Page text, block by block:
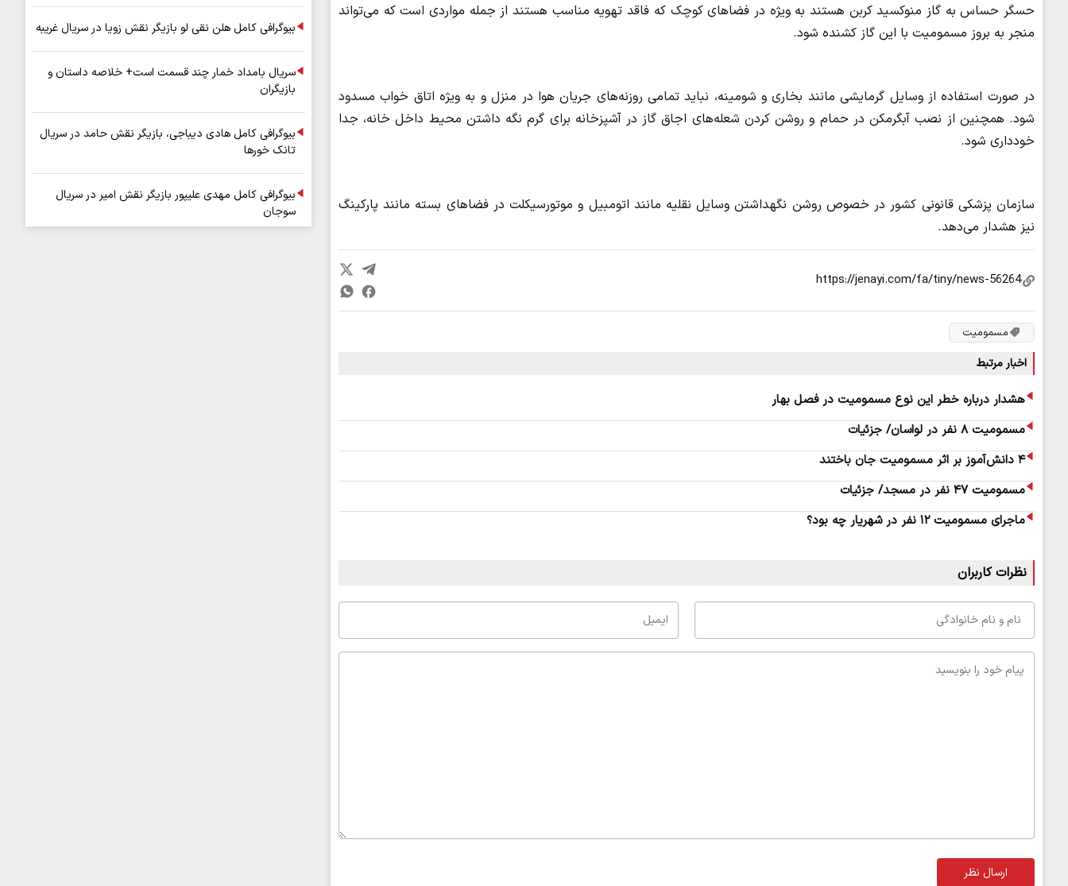
حسگر حساس به گاز منوکسید کربن هستند به ویژه در فضاهای کوچک که فاقد تهویه مناسب هستند از جمله مواردی است که می‌تواند
منجر به بروز مسمومیت با این گاز کشنده شود.
در صورت استفاده از وسایل گرمایشی مانند بخاری و شومینه، نباید تمامی روزنه‌های جریان هوا در منزل و به ویژه اتاق خواب مسدود
شود. همچنین از نصب آبگرمکن در حمام و روشن کردن شعله‌های اجاق گاز در آشپزخانه برای گرم نگه داشتن محیط داخل خانه، جدا
خودداری شود.
سازمان پزشکی قانونی کشور در خصوص روشن نگهداشتن وسایل نقلیه مانند اتومبیل و موتورسیکلت در فضاهای بسته مانند پارکینگ
نیز هشدار می‌دهد.
مسمومیت
اخبار مرتبط
هشدار درباره خطر این نوع مسمومیت در فصل بهار
مسمومیت ۸ نفر در لواسان/ جزئیات
۴ دانش‌آموز بر اثر مسمومیت جان باختند
مسمومیت ۴۷ نفر در مسجد/ جزئیات
ماجرای مسمومیت ۱۲ نفر در شهریار چه بود؟
نظرات کاربران
ارسال نظر
بیوگرافی کامل هلن نقی لو بازیگر نقش زویا در سریال غریبه
سریال بامداد خمار چند قسمت است+ خلاصه داستان و
بازیگران
بیوگرافی کامل هادی دیباجی، بازیگر نقش حامد در سریال
تانک خورها
بیوگرافی کامل مهدی علیپور بازیگر نقش امیر در سریال
سوجان